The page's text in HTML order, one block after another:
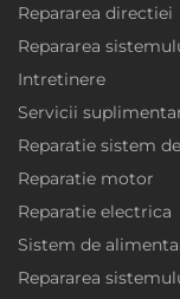
Repararea directiei
Repararea
Intretinere
Servicii
Reparatie sistem
Reparatie motor
Reparatie electrica
Sistem de
Repararea